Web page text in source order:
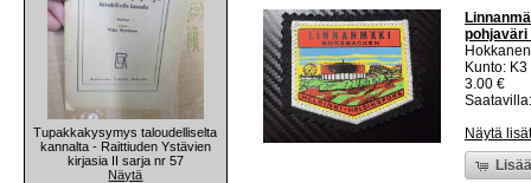
Tupakkakysymys taloudelliselta
kannalta - Raittiuden Ystävien
kirjasia II sarja nr 57
Näytä
pohjaväri
Kunto:
3.00 €
Näytä